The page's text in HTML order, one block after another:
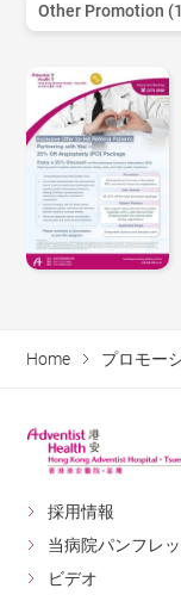
Other Promotion
Home プロモー
採用情報
当病院パンフレッ
ビデオ